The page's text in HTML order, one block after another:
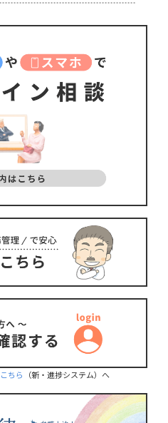
こちら （新・進捗システム）へ